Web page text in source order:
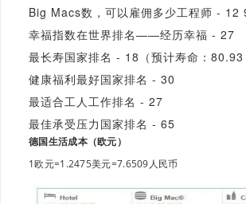
Big Macs数，可以雇佣多少工程师 - 12
幸福指数在世界排名——经历幸福 - 27
最长寿国家排名 - 18（预计寿命：80.93
健康福利最好国家排名 - 30
最适合工人工作排名 - 27
最佳承受压力国家排名 - 65
德国生活成本（欧元）
1欧元=1.2475美元=7.6509人民币